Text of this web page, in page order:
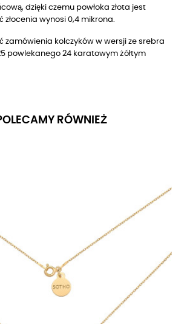
dzięki czemu powłoka złota jest
złocenia wynosi 0,4 mikrona.
zamówienia kolczyków w wersji ze srebra
powlekanego 24 karatowym żółtym
RÓWNIEŻ